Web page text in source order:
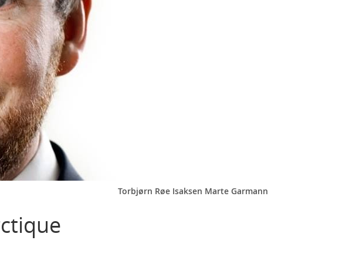
Torbjørn Røe Isaksen Marte Garmann